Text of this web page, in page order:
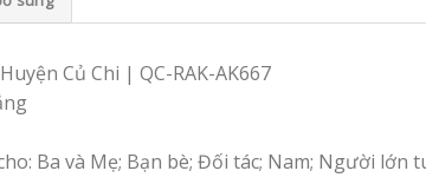
Củ Chi | QC-RAK-AK667
Ba và Mẹ; Bạn bè; Đối tác; Nam; Người lớn